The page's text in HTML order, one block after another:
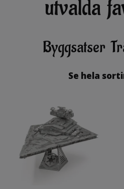
utvalda
Byggsatser
Se hela